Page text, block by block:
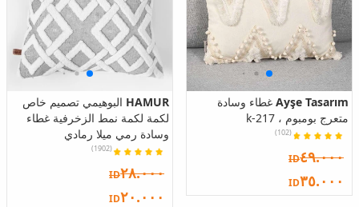
Ayşe Tasarım غطاء وسادة
متعرج بومبوم ، k-217
(102)
ID٤٩.٠٠٠
ID٣٥.٠٠٠
HAMUR البوهيمي تصميم خاص
لكمة لكمة نمط الزخرفية غطاء
وسادة رمي ميلا رمادي
(1902)
ID٢٨.٠٠٠
ID٢٠.٠٠٠